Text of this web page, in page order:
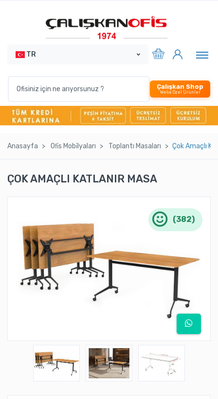
TR
Çalışkan Shop
Webe Özel Ürünler
Anasayfa Ofi̇s Mobi̇lyaları Toplantı Masaları Çok Amaçlı
ÇOK AMAÇLI KATLANIR MASA
(382)